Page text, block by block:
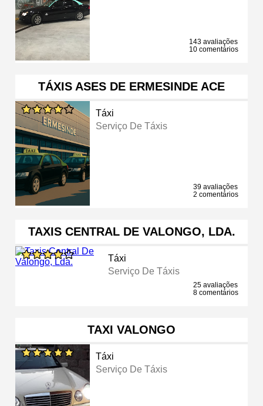
143 avaliações
10 comentários
TÁXIS ASES DE ERMESINDE ACE
Táxi
Serviço De Táxis
39 avaliações
2 comentários
TAXIS CENTRAL DE VALONGO, LDA.
Táxi
Serviço De Táxis
25 avaliações
8 comentários
TAXI VALONGO
Táxi
Serviço De Táxis